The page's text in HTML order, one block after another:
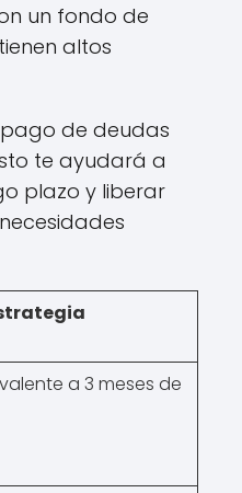
un fondo de
altos
pago de deudas
te ayudará a
plazo y liberar
a 3 meses de